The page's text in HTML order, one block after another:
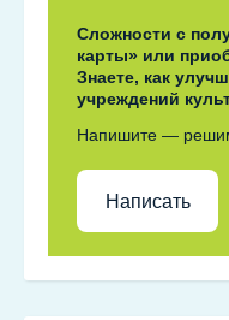
Сложности с
карты» или
Знаете, как
учреждений
Напишите —
Написать